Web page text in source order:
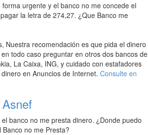
urgente y el banco no me concede el
la letra de 274,27. ¿Que Banco me
Nuestra recomendación es que pida el dinero
todo caso preguntar en otros dos bancos de
La Caixa, ING, y cuidado con estafadores
en Anuncios de Internet. Consulte en
banco no me presta dinero. ¿Donde puedo
Banco no me Presta?